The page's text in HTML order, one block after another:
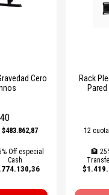
Cero
$483.862,87
Off especial
Cash
Rack
12
🏦